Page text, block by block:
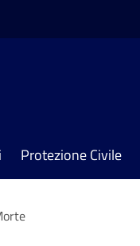
Protezione Civile